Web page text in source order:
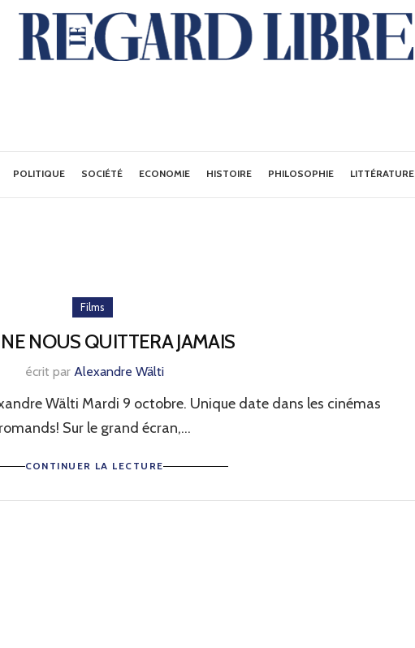
POLITIQUE SOCIÉTÉ ECONOMIE HISTOIRE PHILOSOPHIE LITTÉRATURE
Films
NOUS QUITTERA JAMAIS
écrit par Alexandre Wälti
Wälti Mardi 9 octobre. Unique date dans les cinémas
romands! Sur le grand écran,...
CONTINUER LA LECTURE